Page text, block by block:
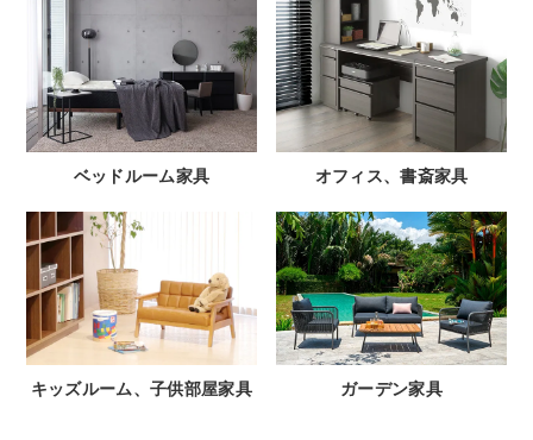
ベッドルーム家具 オフィス、書斎家具
キッズルーム、子供部屋家具 ガーデン家具